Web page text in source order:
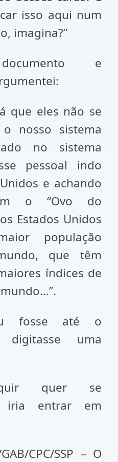
isso aqui num
imagina?”
e
que eles não se
nosso sistema
no sistema
pessoal indo
e achando
o “Ovo do
Estados Unidos
população
que têm
índices de
fosse até o
digitasse uma
quer se
iria entrar em
CPC/SSP – O